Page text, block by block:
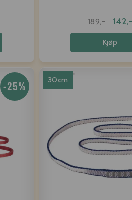
189,- 142,-
Kjøp
-25% 30cm